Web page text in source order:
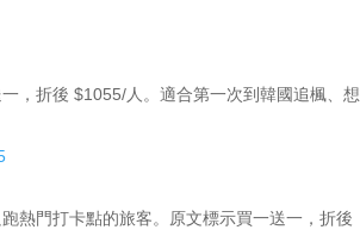
，折後 $1055/人。適合第一次到韓國追楓、
熱門打卡點的旅客。原文標示買一送一，折後